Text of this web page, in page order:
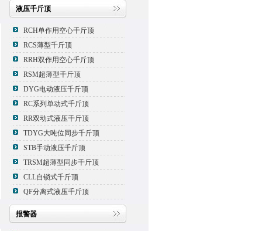
液压千斤顶
RCH单作用空心千斤顶
RCS薄型千斤顶
RRH双作用空心千斤顶
RSM超薄型千斤顶
DYG电动液压千斤顶
RC系列单动式千斤顶
RR双动式液压千斤顶
TDYG大吨位同步千斤顶
STB手动液压千斤顶
TRSM超薄型同步千斤顶
CLL自锁式千斤顶
QF分离式液压千斤顶
报警器